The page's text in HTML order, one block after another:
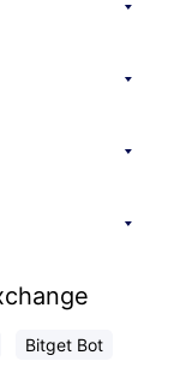
Bitget Bot